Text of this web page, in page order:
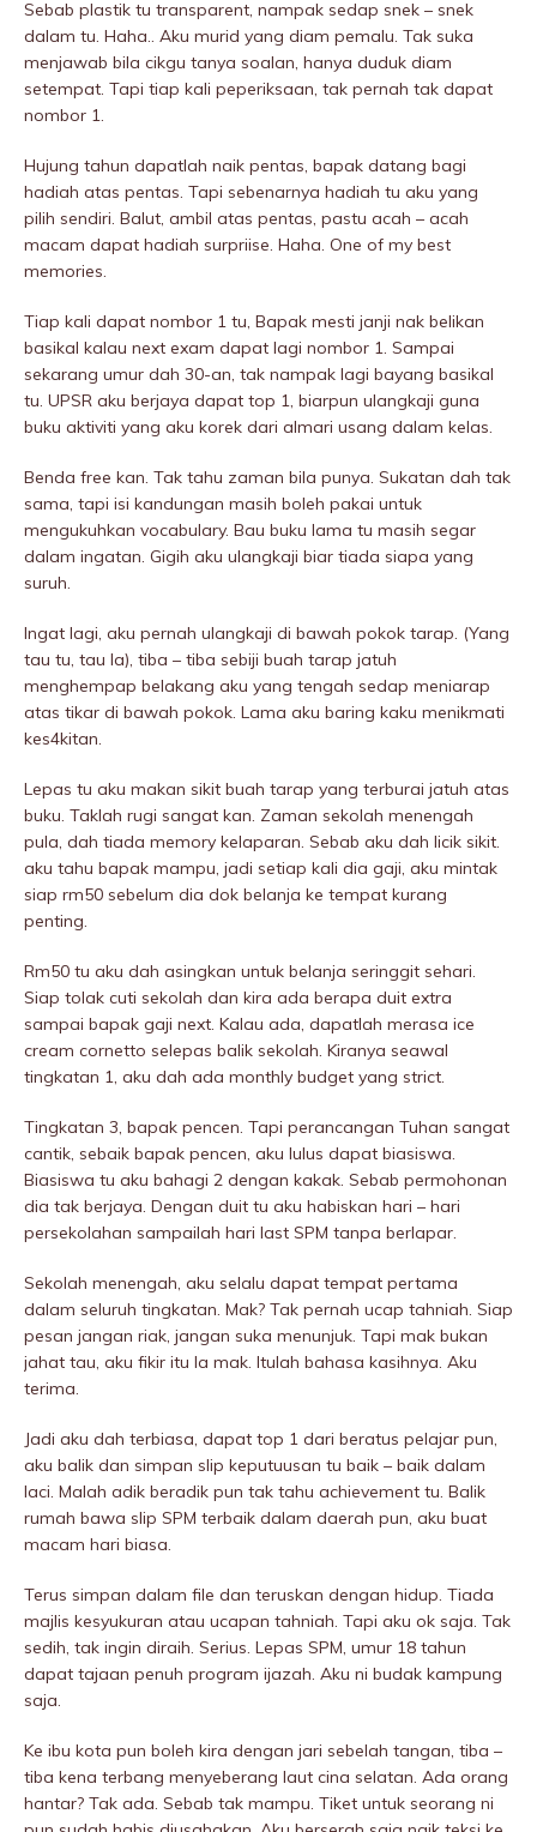
Sebab plastik tu transparent, nampak sedap snek – snek
dalam tu. Haha.. Aku murid yang diam pemalu. Tak suka
menjawab bila cikgu tanya soalan, hanya duduk diam
setempat. Tapi tiap kali peperiksaan, tak pernah tak dapat
nombor 1.
Hujung tahun dapatlah naik pentas, bapak datang bagi
hadiah atas pentas. Tapi sebenarnya hadiah tu aku yang
pilih sendiri. Balut, ambil atas pentas, pastu acah – acah
macam dapat hadiah surpriise. Haha. One of my best
memories.
Tiap kali dapat nombor 1 tu, Bapak mesti janji nak belikan
basikal kalau next exam dapat lagi nombor 1. Sampai
sekarang umur dah 30-an, tak nampak lagi bayang basikal
tu. UPSR aku berjaya dapat top 1, biarpun ulangkaji guna
buku aktiviti yang aku korek dari almari usang dalam kelas.
Benda free kan. Tak tahu zaman bila punya. Sukatan dah tak
sama, tapi isi kandungan masih boleh pakai untuk
mengukuhkan vocabulary. Bau buku lama tu masih segar
dalam ingatan. Gigih aku ulangkaji biar tiada siapa yang
suruh.
Ingat lagi, aku pernah ulangkaji di bawah pokok tarap. (Yang
tau tu, tau la), tiba – tiba sebiji buah tarap jatuh
menghempap belakang aku yang tengah sedap meniarap
atas tikar di bawah pokok. Lama aku baring kaku menikmati
kes4kitan.
Lepas tu aku makan sikit buah tarap yang terburai jatuh atas
buku. Taklah rugi sangat kan. Zaman sekolah menengah
pula, dah tiada memory kelaparan. Sebab aku dah licik sikit.
aku tahu bapak mampu, jadi setiap kali dia gaji, aku mintak
siap rm50 sebelum dia dok belanja ke tempat kurang
penting.
Rm50 tu aku dah asingkan untuk belanja seringgit sehari.
Siap tolak cuti sekolah dan kira ada berapa duit extra
sampai bapak gaji next. Kalau ada, dapatlah merasa ice
cream cornetto selepas balik sekolah. Kiranya seawal
tingkatan 1, aku dah ada monthly budget yang strict.
Tingkatan 3, bapak pencen. Tapi perancangan Tuhan sangat
cantik, sebaik bapak pencen, aku lulus dapat biasiswa.
Biasiswa tu aku bahagi 2 dengan kakak. Sebab permohonan
dia tak berjaya. Dengan duit tu aku habiskan hari – hari
persekolahan sampailah hari last SPM tanpa berlapar.
Sekolah menengah, aku selalu dapat tempat pertama
dalam seluruh tingkatan. Mak? Tak pernah ucap tahniah. Siap
pesan jangan riak, jangan suka menunjuk. Tapi mak bukan
jahat tau, aku fikir itu la mak. Itulah bahasa kasihnya. Aku
terima.
Jadi aku dah terbiasa, dapat top 1 dari beratus pelajar pun,
aku balik dan simpan slip keputuusan tu baik – baik dalam
laci. Malah adik beradik pun tak tahu achievement tu. Balik
rumah bawa slip SPM terbaik dalam daerah pun, aku buat
macam hari biasa.
Terus simpan dalam file dan teruskan dengan hidup. Tiada
majlis kesyukuran atau ucapan tahniah. Tapi aku ok saja. Tak
sedih, tak ingin diraih. Serius. Lepas SPM, umur 18 tahun
dapat tajaan penuh program ijazah. Aku ni budak kampung
saja.
Ke ibu kota pun boleh kira dengan jari sebeIah tangan, tiba –
tiba kena terbang menyeberang laut cina selatan. Ada orang
hantar? Tak ada. Sebab tak mampu. Tiket untuk seorang ni